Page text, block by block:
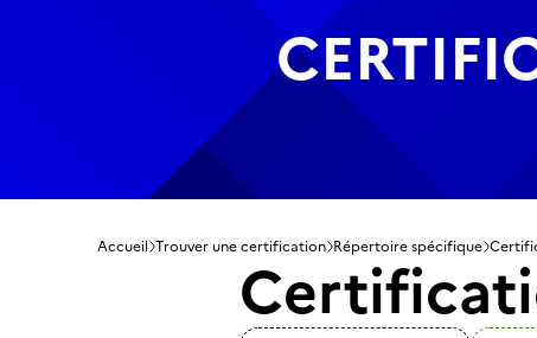
Accueil Trouver une certification Répertoire spécifique